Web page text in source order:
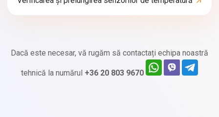
Dacă este necesar, vă rugăm să contactați echipa noastră
tehnică la numărul +36 20 803 9670